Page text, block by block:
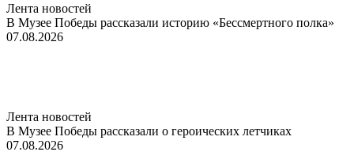
Лента новостей
В Музее Победы рассказали историю «Бессмертного полка»
07.08.2026
Лента новостей
В Музее Победы рассказали о героических летчиках
07.08.2026